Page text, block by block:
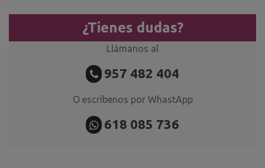
¿Tienes dudas?
Llámanos al
957 482 404
O escríbenos por WhastApp
618 085 736